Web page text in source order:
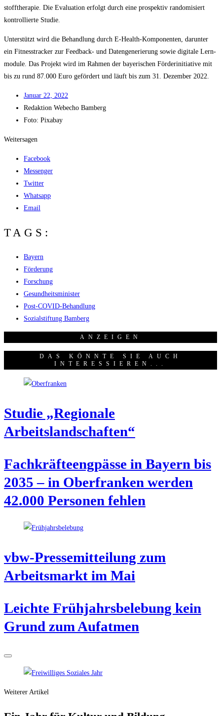
stoff­the­ra­pie. Die Eva­lua­ti­on erfolgt durch eine pro­spek­tiv ran­do­mi­siert
kon­trol­lier­te Studie.
Unter­stützt wird die Behand­lung durch E‑He­alth-Kom­po­nen­ten, dar­un­ter
ein Fit­ness­tra­cker zur Feed­back- und Daten­ge­ne­rie­rung sowie digi­ta­le Lern­
mo­du­le. Das Pro­jekt wird im Rah­men der baye­ri­schen För­der­initia­ti­ve mit
bis zu rund 87.000 Euro geför­dert und läuft bis zum 31. Dezem­ber 2022.
Janu­ar 22, 2022
Redak­ti­on Web­echo Bamberg
Foto: Pixabay
Weitersagen
Facebook
Messenger
Twitter
Whatsapp
Email
TAGS:
Bayern
Förderung
Forschung
Gesundheitsminister
Post-COVID-Behandlung
Sozialstiftung Bamberg
ANZEI­GEN
DAS KÖNNTE SIE AUCH
INTERESSIEREN...
Stu­die „Regio­na­le
Arbeitslandschaften“
Fach­kräf­te­eng­päs­se in Bay­ern bis
2035 – in Ober­fran­ken wer­den
42.000 Per­so­nen fehlen
vbw-Pres­se­mit­tei­lung zum
Arbeits­markt im Mai
Leich­te Früh­jahrs­be­le­bung kein
Grund zum Aufatmen
Weiterer Artikel